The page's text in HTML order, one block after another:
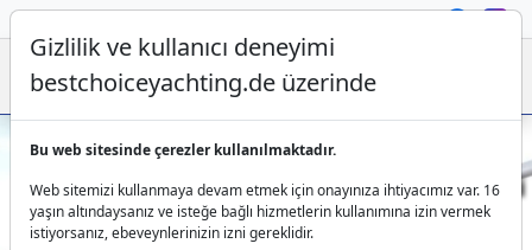
Hırvatistan'da Skipper ile Lüks Yelkenli
Yat Kiralama
Gizlilik ve kullanıcı deneyimi
bestchoiceyachting.de üzerinde
Bu web sitesinde çerezler kullanılmaktadır.
Web sitemizi kullanmaya devam etmek için onayınıza ihtiyacımız var. 16
yaşın altındaysanız ve isteğe bağlı hizmetlerin kullanımına izin vermek
istiyorsanız, ebeveynlerinizin izni gereklidir.